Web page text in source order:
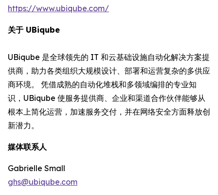
https://www.ubiqube.com/
关于 UBiqube
UBiqube 是全球领先的 IT 和云基础设施自动化解决方案提
供商，助力各类组织大规模设计、部署和运营复杂的多供应
商环境。 凭借成熟的自动化堆栈和多领域编排的专业知
识，UBiqube 使服务提供商、企业和渠道合作伙伴能够从
根本上简化运营，加速服务交付，并在网络安全方面释放创
新潜力。
媒体联系人
Gabrielle Small
ghs@ubiqube.com